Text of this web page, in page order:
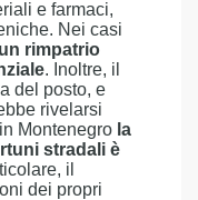
e farmaci,
Nei casi
rimpatrio
. Inoltre, il
del posto, e
rivelarsi
Montenegro la
stradali è
il
dei propri